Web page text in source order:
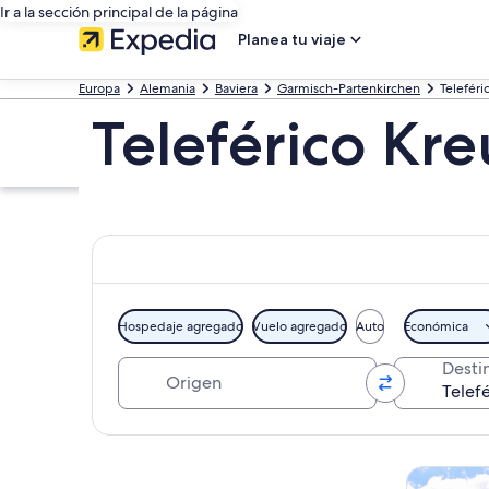
Ir a la sección principal de la página
Planea tu viaje
Europa Alemania Baviera Garmisch-Partenkirchen
Teleférico
Hospedaje agregado Vuelo agregado Auto Económica
Tours y